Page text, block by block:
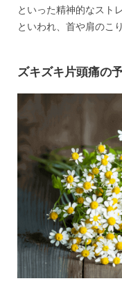
といった精神的なスト
といわれ、首や肩のこ
ズキズキ片頭痛の